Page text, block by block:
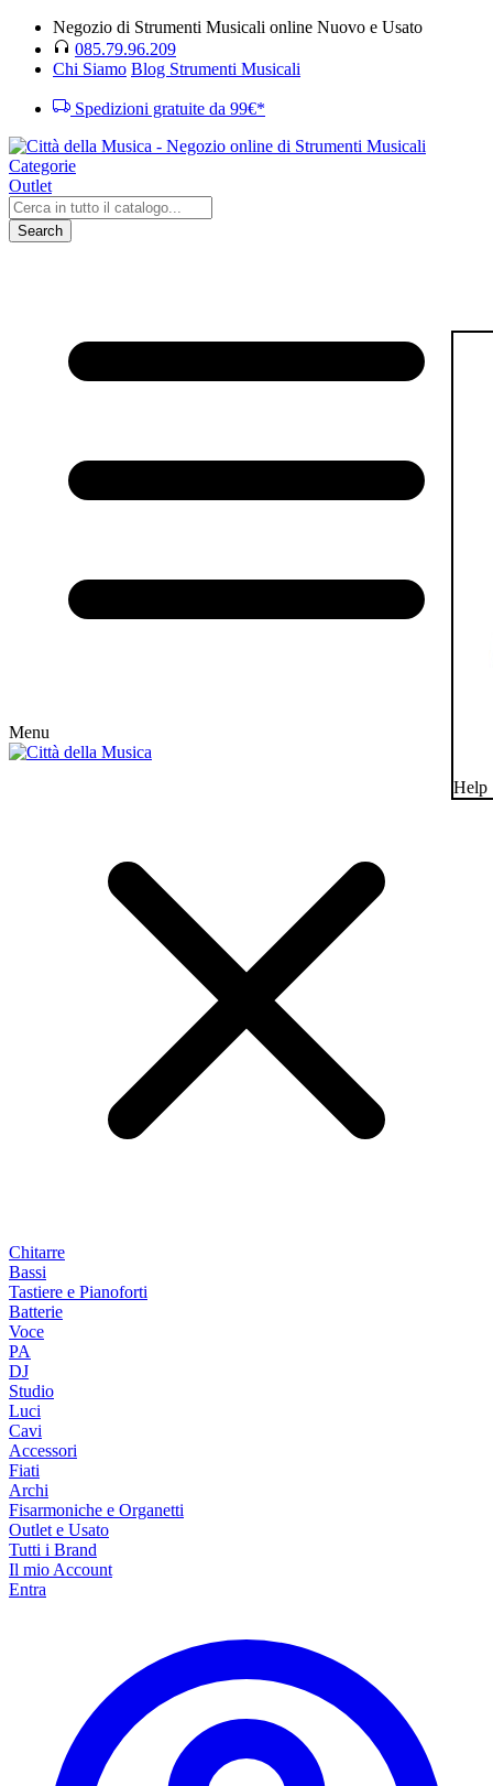
Negozio di Strumenti Musicali online Nuovo e Usato
085.79.96.209
Chi Siamo Blog Strumenti Musicali
Spedizioni gratuite da 99€*
Categorie
Outlet
Search
Menu
Chitarre
Bassi
Tastiere e Pianoforti
Batterie
Voce
PA
DJ
Studio
Luci
Cavi
Accessori
Fiati
Archi
Fisarmoniche e Organetti
Outlet e Usato
Tutti i Brand
Il mio Account
Entra
Help